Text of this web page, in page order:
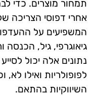
תמחור מוצרים. כדי
אחרי דפוסי הצריכה
המשפיעים על
גיאוגרפי, גיל,
נתונים אלה יכול
לפופולריות ואילו
השיווקיות בהתאם.